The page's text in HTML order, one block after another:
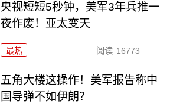
央视短短5秒钟，美军3年兵推一
夜作废！亚太变天
最热 阅读 16773
五角大楼这操作！美军报告称中
国导弹不如伊朗？